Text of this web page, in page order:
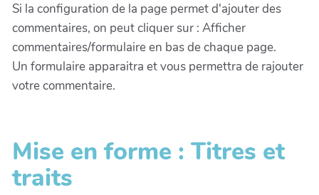
Si la configuration de la page permet d'ajouter des
commentaires, on peut cliquer sur : Afficher
commentaires/formulaire en bas de chaque page.
Un formulaire apparaitra et vous permettra de rajouter
votre commentaire.
Mise en forme : Titres et
traits